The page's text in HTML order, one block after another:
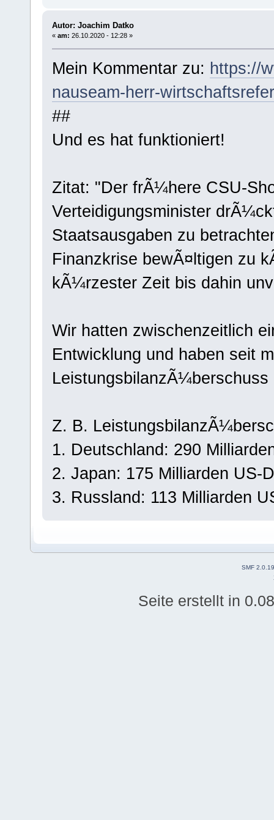
Autor: Joachim Datko
« am: 26.10.2020 - 12:28 »
Mein Kommentar zu: https://
nauseam-herr-
##
Und es hat funktioniert!
Zitat: "Der frÃ¼here CSU-
Verteidigungsminister
Staatsausgaben zu
Finanzkrise bewÃ¤ltigen zu
kÃ¼rzester Zeit bis dahin
Wir hatten zwischenzeitlich
Entwicklung und haben seit
LeistungsbilanzÃ¼berschuss
Z. B.
1. Deutschland: 290
2. Japan: 175 Milliarden US-
3. Russland: 113 Milliarden
SMF 2.0.19
Seite erstellt in